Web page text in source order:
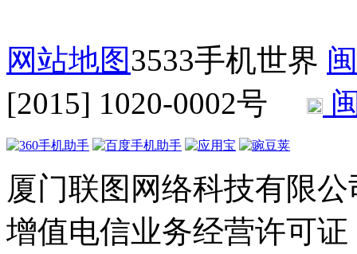
网站地图3533手机世界
[2015] 1020-0002号
厦门联图网络科技有限公
增值电信业务经营许可证